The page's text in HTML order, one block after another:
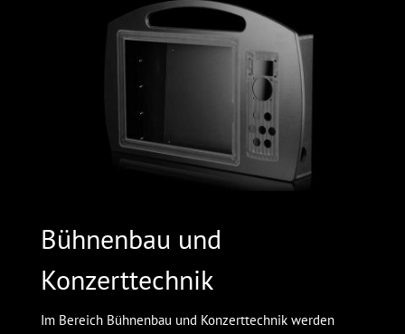
Bühnenbau und
Konzerttechnik
Im Bereich Bühnenbau und Konzerttechnik werden